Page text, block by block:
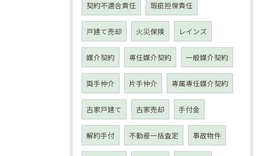
契約不適合責任 瑕疵担保責任
戸建て売却 火災保険 レインズ
媒介契約 専任媒介契約 一般媒介契約
両手仲介 片手仲介 専属専任媒介契約
古家戸建て 古家売却 手付金
解約手付 不動産一括査定 事故物件